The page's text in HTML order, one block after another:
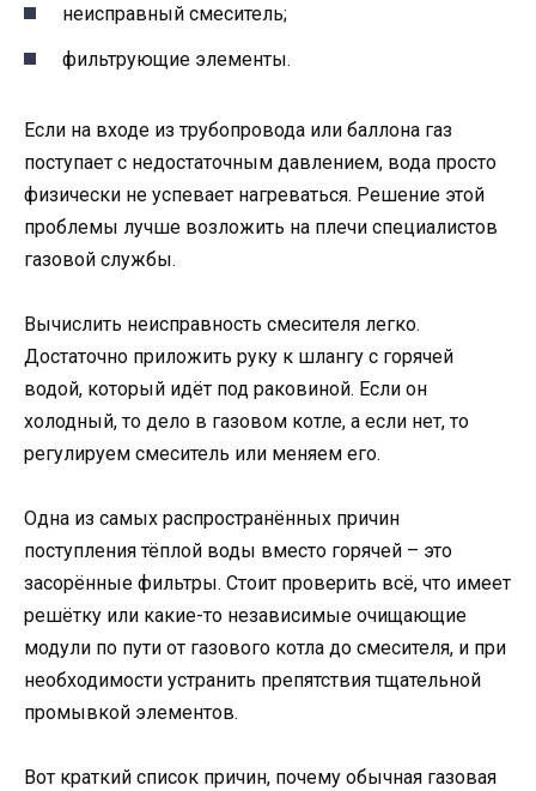
неисправный смеситель;
фильтрующие элементы.
Если на входе из трубопровода или баллона газ
поступает с недостаточным давлением, вода просто
физически не успевает нагреваться. Решение этой
проблемы лучше возложить на плечи специалистов
газовой службы.
Вычислить неисправность смесителя легко.
Достаточно приложить руку к шлангу с горячей
водой, который идёт под раковиной. Если он
холодный, то дело в газовом котле, а если нет, то
регулируем смеситель или меняем его.
Одна из самых распространённых причин
поступления тёплой воды вместо горячей – это
засорённые фильтры. Стоит проверить всё, что имеет
решётку или какие-то независимые очищающие
модули по пути от газового котла до смесителя, и при
необходимости устранить препятствия тщательной
промывкой элементов.
Вот краткий список причин, почему обычная газовая